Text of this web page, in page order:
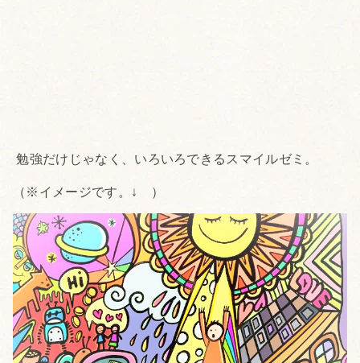
勉強だけじゃなく、いろいろできるスマイルゼミ。
（※イメージです。↓ ）